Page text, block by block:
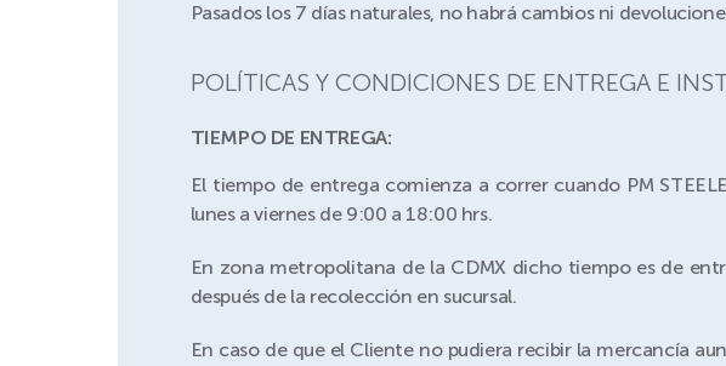
Pasados los 7 días naturales, no habrá cambios ni
POLÍTICAS Y CONDICIONES DE ENTREGA E
TIEMPO DE ENTREGA:
El tiempo de entrega comienza a correr cuando PM
lunes a viernes de 9:00 a 18:00 hrs.
En zona metropolitana de la CDMX dicho tiempo es de
después de la recolección en sucursal.
En caso de que el Cliente no pudiera recibir la mercancía